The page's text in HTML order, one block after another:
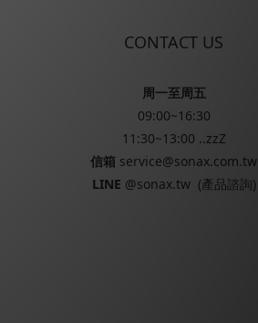
CONTACT US
周一至周五
09:00~16:30
11:30~13:00 ..zzZ
信箱 service@sonax.com.tw
LINE @sonax.tw(產品諮詢)